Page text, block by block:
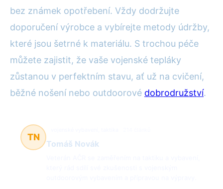
bez známek opotřebení. Vždy dodržujte
doporučení výrobce a vybírejte metody údržby,
které jsou šetrné k materiálu. S trochou péče
můžete zajistit, že vaše vojenské tepláky
zůstanou v perfektním stavu, ať už na cvičení,
běžné nošení nebo outdoorové dobrodružství.
TN
Tomáš Novák